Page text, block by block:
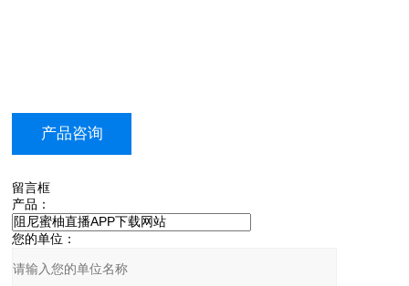
产品咨询
留言框
产品：
您的单位：